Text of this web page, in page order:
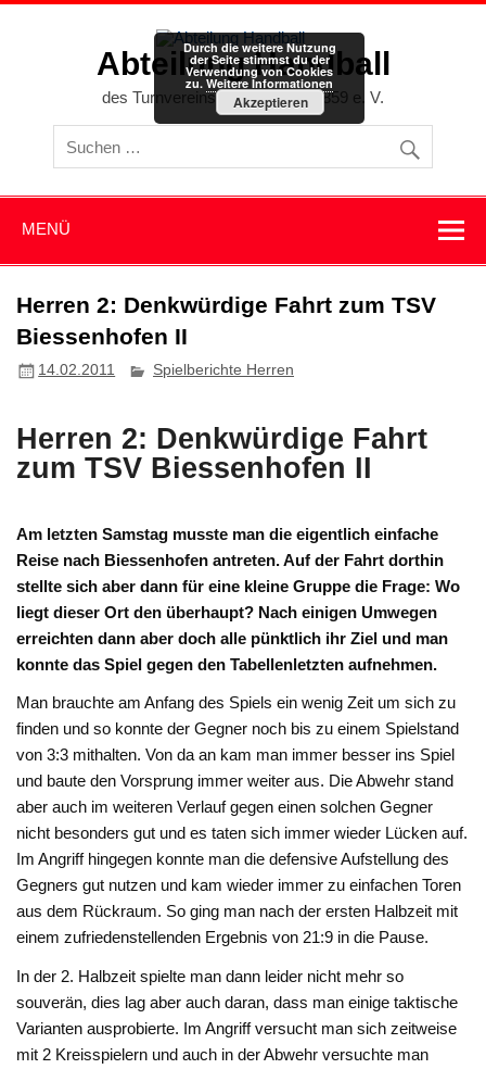
Zum
Abteilung Handball
des Turnvereins Memmingen 1859 e. V.
MENÜ
Herren 2: Denkwürdige Fahrt zum TSV
Biessenhofen II
14.02.2011 Spielberichte Herren
Herren 2: Denkwürdige Fahrt
zum TSV Biessenhofen II
Am letzten Samstag musste man die eigentlich einfache
Reise nach Biessenhofen antreten. Auf der Fahrt dorthin
stellte sich aber dann für eine kleine Gruppe die Frage: Wo
liegt dieser Ort den überhaupt? Nach einigen Umwegen
erreichten dann aber doch alle pünktlich ihr Ziel und man
konnte das Spiel gegen den Tabellenletzten aufnehmen.
Man brauchte am Anfang des Spiels ein wenig Zeit um sich zu
finden und so konnte der Gegner noch bis zu einem Spielstand
von 3:3 mithalten. Von da an kam man immer besser ins Spiel
und baute den Vorsprung immer weiter aus. Die Abwehr stand
aber auch im weiteren Verlauf gegen einen solchen Gegner
nicht besonders gut und es taten sich immer wieder Lücken auf.
Im Angriff hingegen konnte man die defensive Aufstellung des
Gegners gut nutzen und kam wieder immer zu einfachen Toren
aus dem Rückraum. So ging man nach der ersten Halbzeit mit
einem zufriedenstellenden Ergebnis von 21:9 in die Pause.
In der 2. Halbzeit spielte man dann leider nicht mehr so
souverän, dies lag aber auch daran, dass man einige taktische
Varianten ausprobierte. Im Angriff versucht man sich zeitweise
mit 2 Kreisspielern und auch in der Abwehr versuchte man
Durch die weitere Nutzung
der Seite stimmst du der
Verwendung von Cookies
zu. Weitere Informationen
Akzeptieren